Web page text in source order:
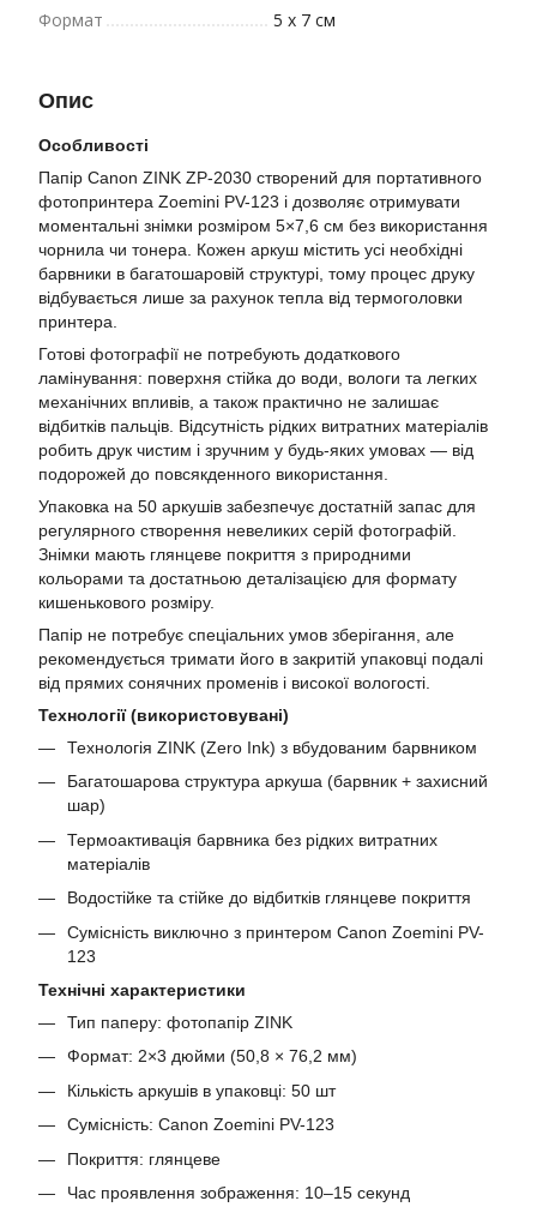
Формат
5 х 7 см
Опис
Особливості
Папір Canon ZINK ZP-2030 створений для портативного
фотопринтера Zoemini PV-123 і дозволяє отримувати
моментальні знімки розміром 5×7,6 см без використання
чорнила чи тонера. Кожен аркуш містить усі необхідні
барвники в багатошаровій структурі, тому процес друку
відбувається лише за рахунок тепла від термоголовки
принтера.
Готові фотографії не потребують додаткового
ламінування: поверхня стійка до води, вологи та легких
механічних впливів, а також практично не залишає
відбитків пальців. Відсутність рідких витратних матеріалів
робить друк чистим і зручним у будь-яких умовах — від
подорожей до повсякденного використання.
Упаковка на 50 аркушів забезпечує достатній запас для
регулярного створення невеликих серій фотографій.
Знімки мають глянцеве покриття з природними
кольорами та достатньою деталізацією для формату
кишенькового розміру.
Папір не потребує спеціальних умов зберігання, але
рекомендується тримати його в закритій упаковці подалі
від прямих сонячних променів і високої вологості.
Технології (використовувані)
Технологія ZINK (Zero Ink) з вбудованим барвником
Багатошарова структура аркуша (барвник + захисний
шар)
Термоактивація барвника без рідких витратних
матеріалів
Водостійке та стійке до відбитків глянцеве покриття
Сумісність виключно з принтером Canon Zoemini PV-
123
Технічні характеристики
Тип паперу: фотопапір ZINK
Формат: 2×3 дюйми (50,8 × 76,2 мм)
Кількість аркушів в упаковці: 50 шт
Сумісність: Canon Zoemini PV-123
Покриття: глянцеве
Час проявлення зображення: 10–15 секунд